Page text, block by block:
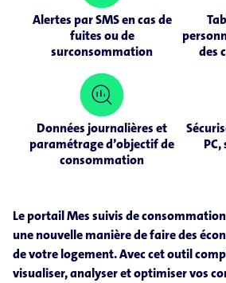
Alertes par SMS en cas de
fuites ou de
surconsommation
des
Données journalières et
paramétrage d’objectif de
consommation
Le portail Mes suivis de
une nouvelle manière de faire des
de votre logement. Avec cet outil
visualiser, analyser et optimiser vos